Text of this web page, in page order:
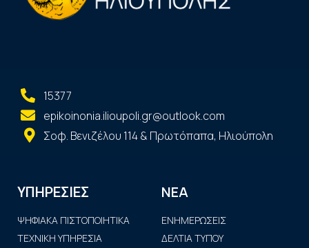
15377
epikoinonia.ilioupoli.gr@outlook.com
Σοφ. Βενιζέλου 114 & Πρωτόπαπα, Ηλιούπολη
ΥΠΗΡΕΣΙΕΣ
ΨΗΦΙΑΚΑ ΠΙΣΤΟΠΟΙΗΤΙΚΑ
ΤΕΧΝΙΚΗ ΥΠΗΡΕΣΙΑ
ΝΕΑ
ΕΝΗΜΕΡΩΣΕΙΣ
ΔΕΛΤΙΑ ΤΥΠΟΥ